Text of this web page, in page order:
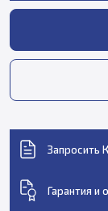
Запросить
Гарантия и